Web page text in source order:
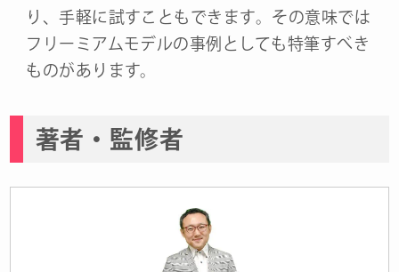
り、手軽に試すこともできます。その意味では
フリーミアムモデルの事例としても特筆すべき
ものがあります。
著者・監修者